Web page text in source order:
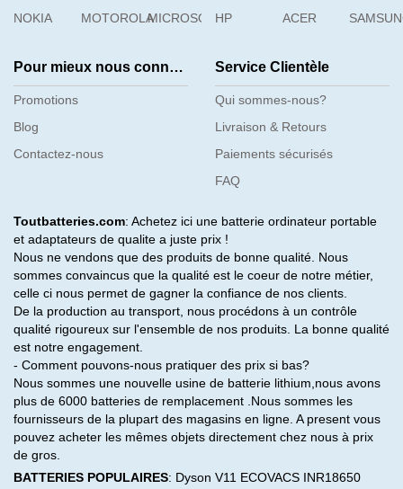
NOKIA
MOTOROLAMICROSOFTHP
ACER
Pour mieux nous connaître
Promotions
Blog
Contactez-nous
Service Clientèle
Qui sommes-nous?
Livraison & Retours
Paiements sécurisés
FAQ
Toutbatteries.com: Achetez ici une batterie ordinateur portable
et adaptateurs de qualite a juste prix !
Nous ne vendons que des produits de bonne qualité. Nous
sommes convaincus que la qualité est le coeur de notre métier,
celle ci nous permet de gagner la confiance de nos clients.
De la production au transport, nous procédons à un contrôle
qualité rigoureux sur l'ensemble de nos produits. La bonne qualité
est notre engagement.
- Comment pouvons-nous pratiquer des prix si bas?
Nous sommes une nouvelle usine de batterie lithium,nous avons
plus de 6000 batteries de remplacement .Nous sommes les
fournisseurs de la plupart des magasins en ligne. A present vous
pouvez acheter les mêmes objets directement chez nous à prix
de gros.
BATTERIES POPULAIRES: Dyson V11 ECOVACS INR18650